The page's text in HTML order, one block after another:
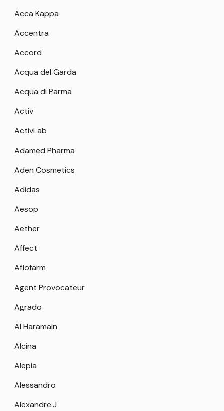
Acca Kappa
Accentra
Accord
Acqua del Garda
Acqua di Parma
Activ
ActivLab
Adamed Pharma
Aden Cosmetics
Adidas
Aesop
Aether
Affect
Aflofarm
Agent Provocateur
Agrado
Al Haramain
Alcina
Alepia
Alessandro
Alexandre.J